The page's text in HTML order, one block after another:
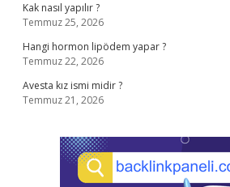
Kak nasıl yapılır ?
Temmuz 25, 2026
Hangi hormon lipödem yapar ?
Temmuz 22, 2026
Avesta kız ismi midir ?
Temmuz 21, 2026